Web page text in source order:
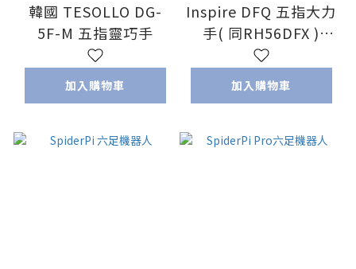
韓國 TESOLLO DG-
5F-M 五指靈巧手
加入購物車
Inspire DFQ 五指大力
手( 同RH56DFX )
(RH56DFQ_2L
RH56DFQ_2R)
加入購物車